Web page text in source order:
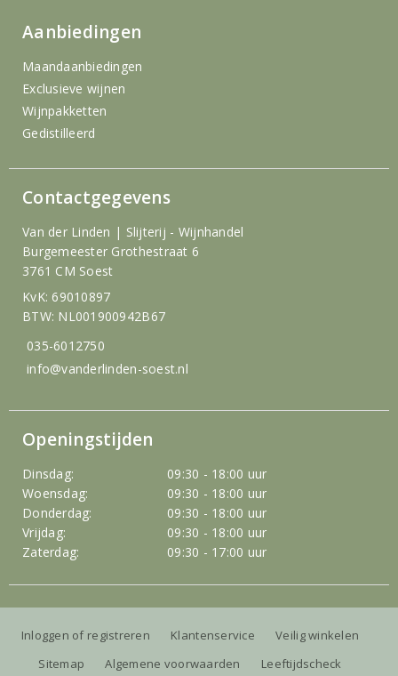
Aanbiedingen
Maandaanbiedingen
Exclusieve wijnen
Wijnpakketten
Gedistilleerd
Contactgegevens
Van der Linden | Slijterij - Wijnhandel
Burgemeester Grothestraat 6
3761 CM Soest
KvK: 69010897
BTW: NL001900942B67
035-6012750
info@vanderlinden-soest.nl
Openingstijden
Dinsdag:
09:30 - 18:00 uur
Woensdag:
09:30 - 18:00 uur
Donderdag:
09:30 - 18:00 uur
Vrijdag:
09:30 - 18:00 uur
Zaterdag:
09:30 - 17:00 uur
Inloggen of registreren Klantenservice
Veilig winkelen
Sitemap
Algemene voorwaarden Leeftijdscheck